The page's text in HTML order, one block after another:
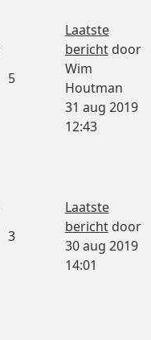
5
Laatste
berichtdoor
Wim
Houtman
31 aug 2019
12:43
3
Laatste
berichtdoor
30 aug 2019
14:01